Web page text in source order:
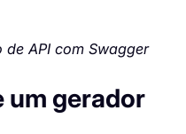
API com Swagger
um gerador